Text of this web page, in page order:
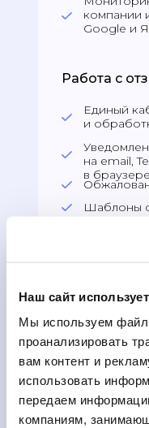
Наш сайт
Мы используем
проанализировать
вам контент и
использовать
передаем
компаниям,
компании
Google и
Работа с
Единый
и
на email,
в браузере
Шаблоны
Опережайте
выдаче,
и выбирали
и рейтинга